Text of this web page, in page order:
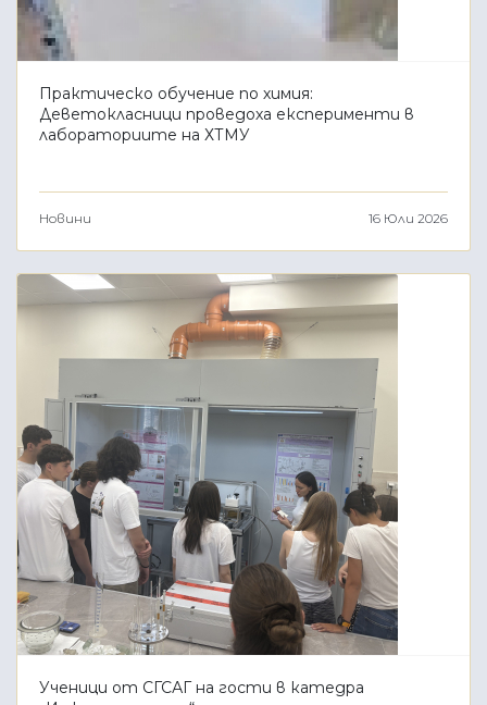
Практическо обучение по химия:
Деветокласници проведоха експерименти в
лабораториите на ХТМУ
Новини 16 Юли 2026
Ученици от СГСАГ на гости в катедра